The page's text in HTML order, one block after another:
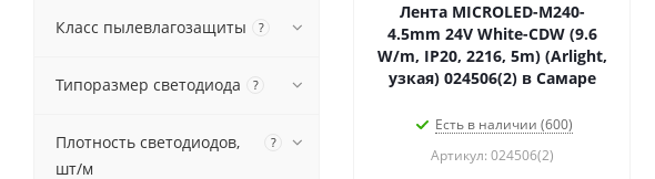
Лента MICROLED-M240-
4.5mm 24V White-CDW (9.6
W/m, IP20, 2216, 5m) (Arlight,
узкая) 024506(2) в Самаре
Есть в наличии (600)
Артикул: 024506(2)
Класс пылевлагозащиты ?
Типоразмер светодиода ?
Плотность светодиодов,
шт/м
?